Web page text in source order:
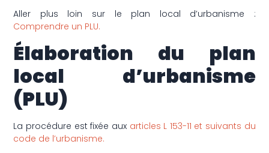
Aller plus loin sur le plan local d’urbanisme :
Comprendre un PLU.
Élaboration du plan
local d’urbanisme
(PLU)
La procédure est fixée aux articles L 153-11 et suivants du
code de l’urbanisme.